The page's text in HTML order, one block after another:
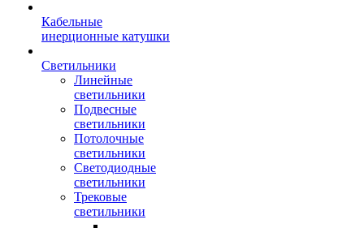
Кабельные
инерционные катушки
Светильники
Линейные
светильники
Подвесные
светильники
Потолочные
светильники
Светодиодные
светильники
Трековые
светильники